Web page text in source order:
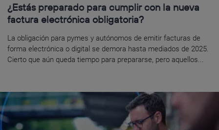
¿Estás preparado para cumplir con la nueva
factura electrónica obligatoria?
La obligación para pymes y autónomos de emitir facturas de
forma electrónica o digital se demora hasta mediados de 2025.
Cierto que aún queda tiempo para prepararse, pero aquellos...